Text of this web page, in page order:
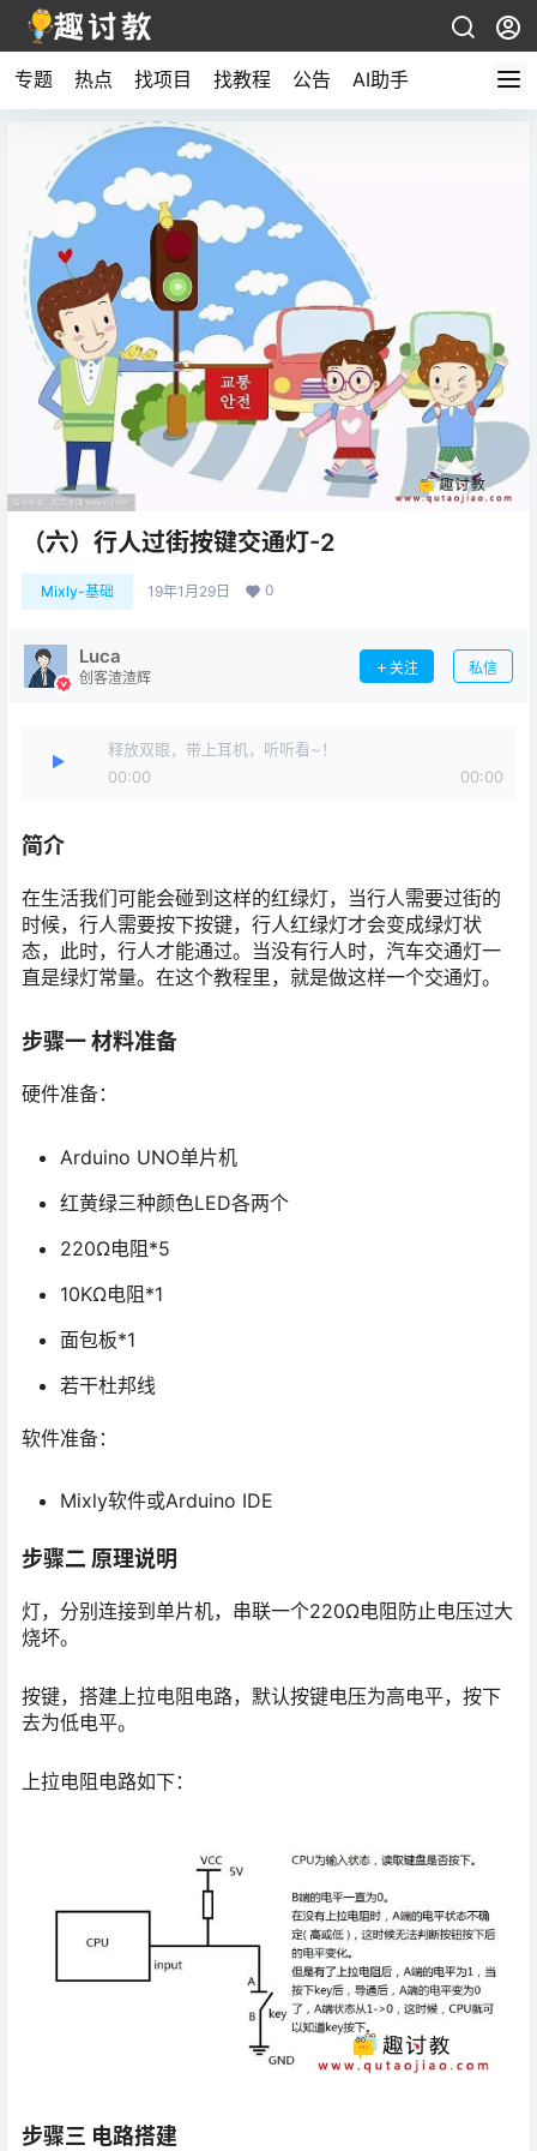
专题 热点 找项目 找教程 公告 AI助手
（六）行人过街按键交通灯-2
Mixly-基础 19年1月29日 0
Luca
创客渣渣辉
关注 私信
释放双眼，带上耳机，听听看~！
00:00
00:00
简介
在生活我们可能会碰到这样的红绿灯，当行人需要过街的
时候，行人需要按下按键，行人红绿灯才会变成绿灯状
态，此时，行人才能通过。当没有行人时，汽车交通灯一
直是绿灯常量。在这个教程里，就是做这样一个交通灯。
步骤一 材料准备
硬件准备：
Arduino UNO单片机
红黄绿三种颜色LED各两个
220Ω电阻*5
10KΩ电阻*1
面包板*1
若干杜邦线
软件准备：
Mixly软件或Arduino IDE
步骤二 原理说明
灯，分别连接到单片机，串联一个220Ω电阻防止电压过大
烧坏。
按键，搭建上拉电阻电路，默认按键电压为高电平，按下
去为低电平。
上拉电阻电路如下：
步骤三 电路搭建